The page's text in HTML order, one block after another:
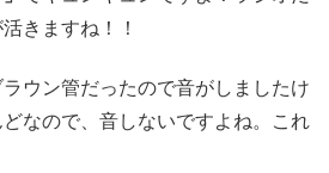
きますね！！
ウン管だったので音がしましたけ
なので、音しないですよね。これ